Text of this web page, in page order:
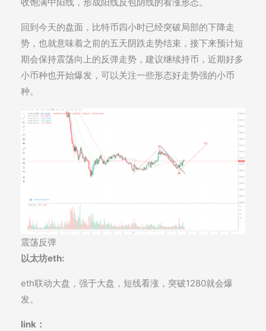
回到今天的盘面，比特币四小时已经突破局部的下降走
势，也就意味着之前的五天阴跌走势结束，接下来预计短
期会保持震荡向上的反弹走势，建议继续持币，近期好多
小币种也开始爆发，可以关注一些形态好走势强的小币
种。
震荡反弹
以太坊eth:
eth联动大盘，强于大盘，短线看涨，突破1280就会爆
发。
link：